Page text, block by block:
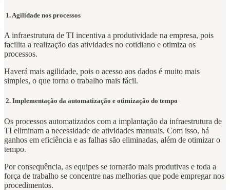
1. Agilidade nos processos
A infraestrutura de TI incentiva a produtividade na empresa, pois
facilita a realização das atividades no cotidiano e otimiza os
processos.
Haverá mais agilidade, pois o acesso aos dados é muito mais
simples, o que torna o trabalho mais fácil.
2. Implementação da automatização e otimização do tempo
Os processos automatizados com a implantação da infraestrutura de
TI eliminam a necessidade de atividades manuais. Com isso, há
ganhos em eficiência e as falhas são eliminadas, além de otimizar o
tempo.
Por consequência, as equipes se tornarão mais produtivas e toda a
força de trabalho se concentre nas melhorias que pode empregar nos
procedimentos.